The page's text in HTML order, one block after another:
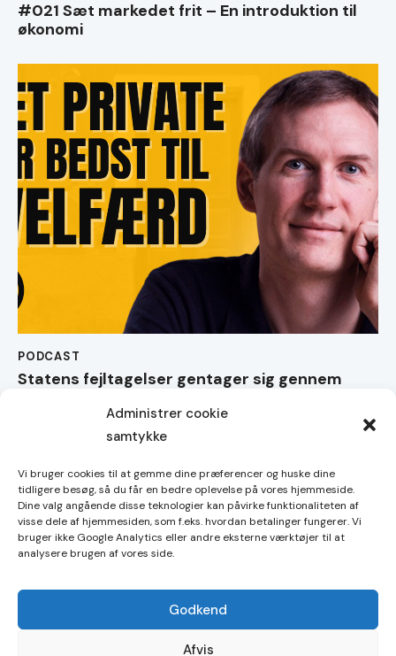
Administrer cookie
samtykke
Vi bruger cookies til at gemme dine præferencer og huske dine
tidligere besøg, så du får en bedre oplevelse på vores hjemmeside.
Dine valg angående disse teknologier kan påvirke funktionaliteten af
visse dele af hjemmesiden, som f.eks. hvordan betalinger fungerer. Vi
bruger ikke Google Analytics eller andre eksterne værktøjer til at
analysere brugen af vores side.
Godkend
Afvis
#021 Sæt markedet frit – En introduktion til
økonomi
PODCAST
Statens fejltagelser gentager sig gennem
Handelsbetingelser
Cookies
Copyright © 2026. Alle rettigheder forbeholdes.
Shop21 ApS. CVR-nummer 44659271.